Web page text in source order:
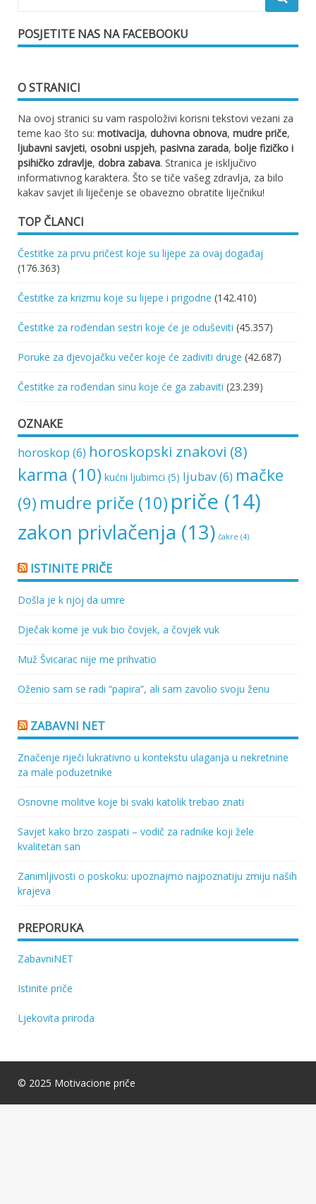
POSJETITE NAS NA FACEBOOKU
O STRANICI
Na ovoj stranici su vam raspoloživi korisni tekstovi vezani za
teme kao što su: motivacija, duhovna obnova, mudre priče,
ljubavni savjeti, osobni uspjeh, pasivna zarada, bolje fizičko i
psihičko zdravlje, dobra zabava. Stranica je isključivo
informativnog karaktera. Što se tiče vašeg zdravlja, za bilo
kakav savjet ili liječenje se obavezno obratite liječniku!
TOP ČLANCI
Čestitke za prvu pričest koje su lijepe za ovaj događaj
(176.363)
Čestitke za krizmu koje su lijepe i prigodne (142.410)
Čestitke za rođendan sestri koje će je oduševiti (45.357)
Poruke za djevojačku večer koje će zadiviti druge (42.687)
Čestitke za rođendan sinu koje će ga zabaviti (23.239)
OZNAKE
horoskop (6) horoskopski znakovi (8)
karma (10) kućni ljubimci (5) ljubav(6) mačke
(9) mudre priče (10) priče (14)
zakon privlačenja (13) čakre (4)
ISTINITE PRIČE
Došla je k njoj da umre
Dječak kome je vuk bio čovjek, a čovjek vuk
Muž Švicarac nije me prihvatio
Oženio sam se radi “papira”, ali sam zavolio svoju ženu
ZABAVNI NET
Značenje riječi lukrativno u kontekstu ulaganja u nekretnine
za male poduzetnike
Osnovne molitve koje bi svaki katolik trebao znati
Savjet kako brzo zaspati – vodič za radnike koji žele
kvalitetan san
Zanimljivosti o poskoku: upoznajmo najpoznatiju zmiju naših
krajeva
PREPORUKA
ZabavniNET
Istinite priče
Ljekovita priroda
© 2025 Motivacione priče